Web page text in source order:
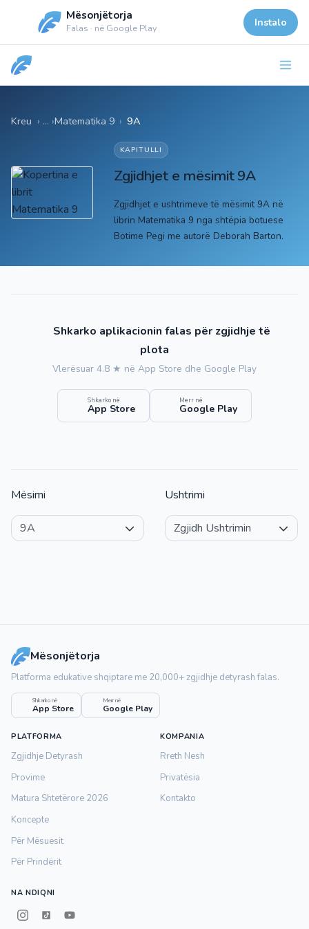
Mësonjëtorja
Falas · në Google Play Instalo
Kreu Matematika 9 › 9A
KAPITULLI
Zgjidhjet e mësimit 9A
Zgjidhjet e ushtrimeve të mësimit 9A në
librin Matematika 9 nga shtëpia botuese
Botime Pegi me autorë Deborah Barton.
Shkarko aplikacionin falas për zgjidhje të
plota
Vlerësuar 4.8 ★ në App Store dhe Google Play
Shkarko në
App Store
Merr në
Google Play
Mësimi Ushtrimi
Mësonjëtorja
Platforma edukative shqiptare me 20,000+ zgjidhje detyrash falas.
Shkarko në
App Store
Merr në
Google Play
PLATFORMA
Zgjidhje Detyrash
Provime
Matura Shtetërore 2026
Koncepte
Për Mësuesit
Për Prindërit
KOMPANIA
Rreth Nesh
Privatësia
Kontakto
NA NDIQNI